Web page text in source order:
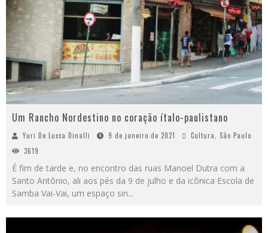
Um Rancho Nordestino no coração ítalo-paulistano
Yuri De Lucca Dinalli 9 de janeiro de 2021 Cultura, São Paulo
3619
É fim de tarde e, no encontro das ruas Manoel Dutra com a
Santo Antônio, ali aos pés da 9 de julho e da icônica Escola de
Samba Vai-Vai, um espaço sin...